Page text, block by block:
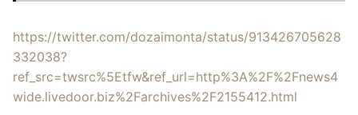
https://twitter.com/dozaimonta/status/913426705628
332038?
ref_src=twsrc%5Etfw&ref_url=http%3A%2F%2Fnews4
wide.livedoor.biz%2Farchives%2F2155412.html